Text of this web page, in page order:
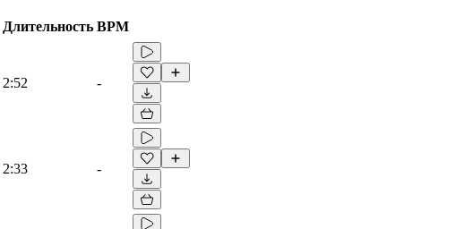
Длительность BPM
2:52 -
2:33 -